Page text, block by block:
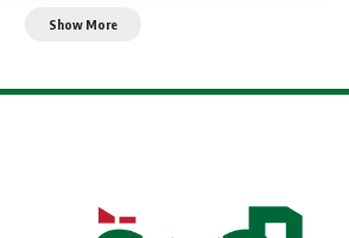
Show More